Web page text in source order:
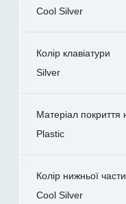
Cool Silver
Колір клавіатури
Silver
Матеріал покриття
Plastic
Колір нижньої
Cool Silver